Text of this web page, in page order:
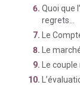
Quoi que
regrets...
Le
Le
Le